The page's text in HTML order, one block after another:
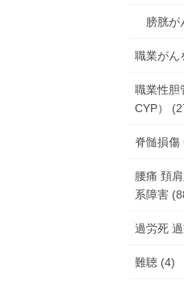
膀胱が
職業がん
職業性胆
CYP）
脊髄損傷
腰痛 頚
系障害
過労死
難聴 (4)